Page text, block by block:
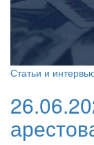
Статьи и